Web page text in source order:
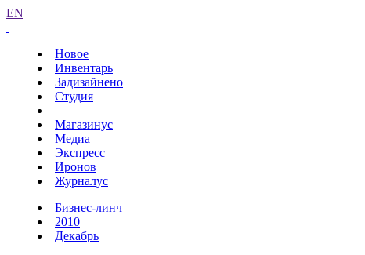
EN
Новое
Инвентарь
Задизайнено
Студия
Магазинус
Медиа
Экспресс
Иронов
Журналус
Бизнес-линч
2010
Декабрь